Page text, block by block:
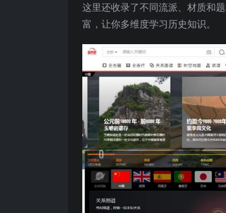
这里还收录了不同流派、材质和
富，让你多维度学习历史知识。